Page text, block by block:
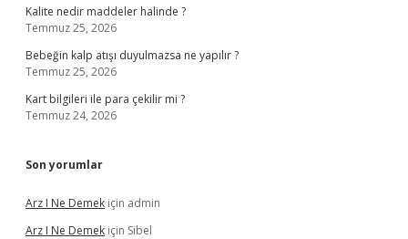
Kalite nedir maddeler halinde ?
Temmuz 25, 2026
Bebeğin kalp atışı duyulmazsa ne yapılır ?
Temmuz 25, 2026
Kart bilgileri ile para çekilir mi ?
Temmuz 24, 2026
Son yorumlar
Arz I Ne Demek için admin
Arz I Ne Demek için Sibel